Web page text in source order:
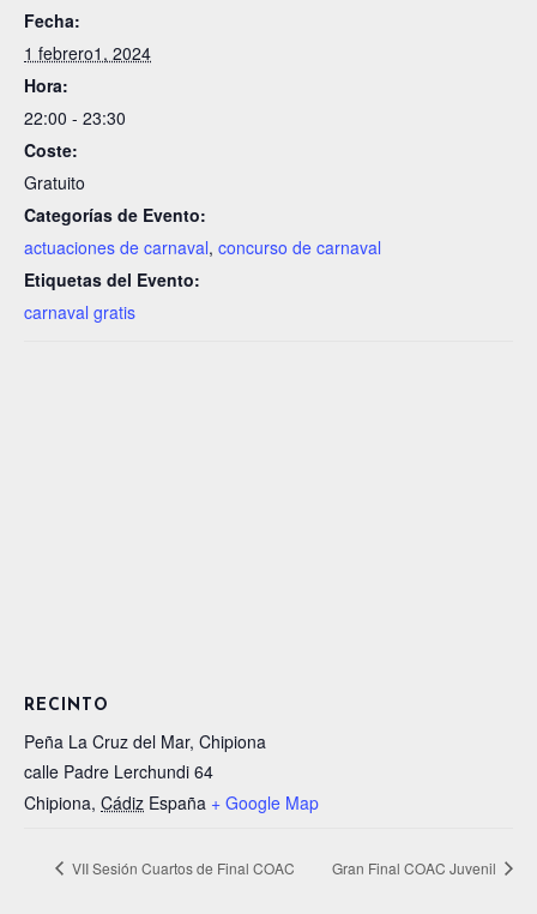
Fecha:
1 febrero1, 2024
Hora:
22:00 - 23:30
Coste:
Gratuito
Categorías de Evento:
actuaciones de carnaval, concurso de carnaval
Etiquetas del Evento:
carnaval gratis
RECINTO
Peña La Cruz del Mar, Chipiona
calle Padre Lerchundi 64
Chipiona, Cádiz España + Google Map
VII Sesión Cuartos de Final COAC Gran Final COAC Juvenil